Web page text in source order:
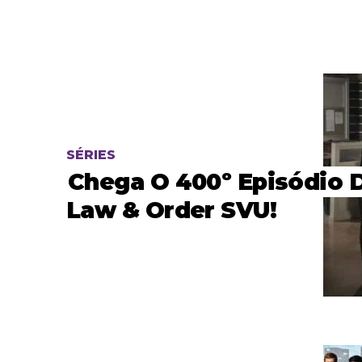
SÉRIES
Chega O 400º Episódio
Law & Order SVU!